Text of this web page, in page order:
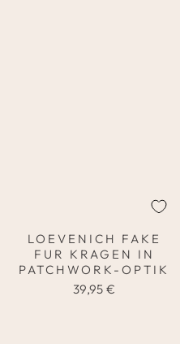
LOEVENICH FAKE
FUR KRAGEN IN
PATCHWORK-OPTIK
39,95 €